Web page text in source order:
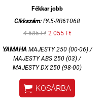
Fékkar jobb
Cikkszám: PA5-RR61068
4 685 Ft 2 055 Ft
YAMAHA MAJESTY 250 (00-06) /
MAJESTY ABS 250 (03) /
MAJESTY DX 250 (98-00)
 KOSÁRBA